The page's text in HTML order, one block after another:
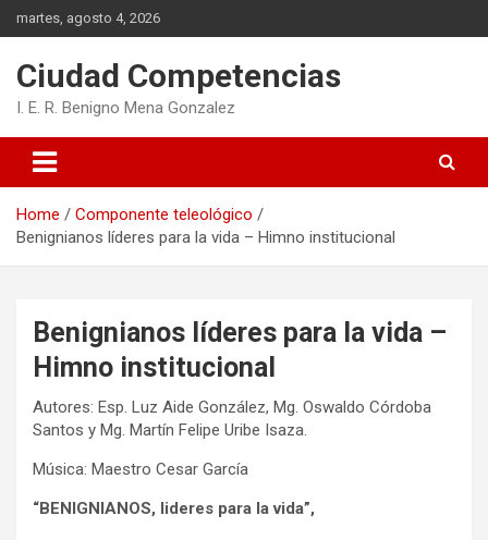
to
martes, agosto 4, 2026
Ciudad Competencias
I. E. R. Benigno Mena Gonzalez
Home
Componente teleológico
Benignianos líderes para la vida – Himno institucional
Benignianos líderes para la vida –
Himno institucional
Autores: Esp. Luz Aide González, Mg. Oswaldo Córdoba
Santos y Mg. Martín Felipe Uribe Isaza.
Música: Maestro Cesar García
“BENIGNIANOS, lideres para la vida”,